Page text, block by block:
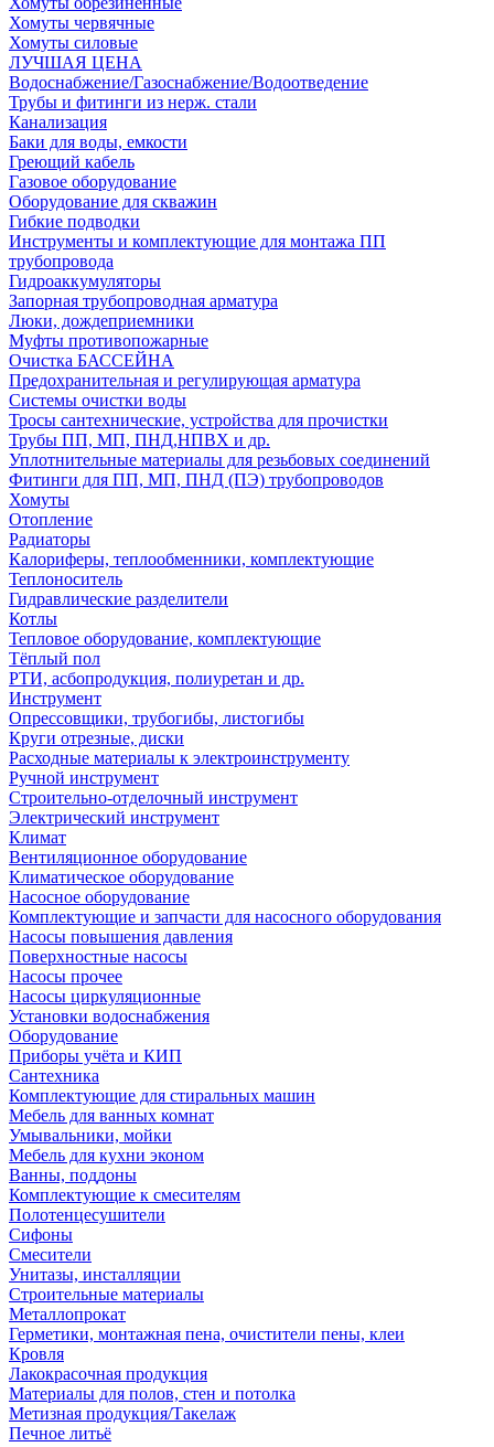
Хомуты червячные
Хомуты силовые
ЛУЧШАЯ ЦЕНА
Водоснабжение/Газоснабжение/Водоотведение
Трубы и фитинги из нерж. стали
Канализация
Баки для воды, емкости
Греющий кабель
Газовое оборудование
Оборудование для скважин
Гибкие подводки
Инструменты и комплектующие для монтажа ПП
трубопровода
Гидроаккумуляторы
Запорная трубопроводная арматура
Люки, дождеприемники
Муфты противопожарные
Очистка БАССЕЙНА
Предохранительная и регулирующая арматура
Системы очистки воды
Тросы сантехнические, устройства для прочистки
Трубы ПП, МП, ПНД,НПВХ и др.
Уплотнительные материалы для резьбовых соединений
Фитинги для ПП, МП, ПНД (ПЭ) трубопроводов
Хомуты
Отопление
Радиаторы
Калориферы, теплообменники, комплектующие
Теплоноситель
Гидравлические разделители
Котлы
Тепловое оборудование, комплектующие
Тёплый пол
РТИ, асбопродукция, полиуретан и др.
Инструмент
Опрессовщики, трубогибы, листогибы
Круги отрезные, диски
Расходные материалы к электроинструменту
Ручной инструмент
Строительно-отделочный инструмент
Электрический инструмент
Климат
Вентиляционное оборудование
Климатическое оборудование
Насосное оборудование
Комплектующие и запчасти для насосного оборудования
Насосы повышения давления
Поверхностные насосы
Насосы прочее
Насосы циркуляционные
Установки водоснабжения
Оборудование
Приборы учёта и КИП
Сантехника
Комплектующие для стиральных машин
Мебель для ванных комнат
Умывальники, мойки
Мебель для кухни эконом
Ванны, поддоны
Комплектующие к смесителям
Полотенцесушители
Сифоны
Смесители
Унитазы, инсталляции
Строительные материалы
Металлопрокат
Герметики, монтажная пена, очистители пены, клеи
Кровля
Лакокрасочная продукция
Материалы для полов, стен и потолка
Метизная продукция/Такелаж
Печное литьё